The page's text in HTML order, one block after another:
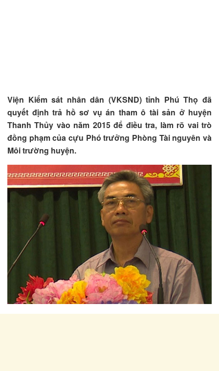
Viện Kiểm sát nhân dân (VKSND) tỉnh Phú Thọ đã
quyết định trả hồ sơ vụ án tham ô tài sản ở huyện
Thanh Thủy vào năm 2015 để điều tra, làm rõ vai trò
đồng phạm của cựu Phó trưởng Phòng Tài nguyên và
Môi trường huyện.